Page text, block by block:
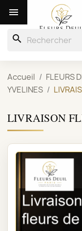

search
Accueil
FLEURS
YVELINES
LIVRAISON